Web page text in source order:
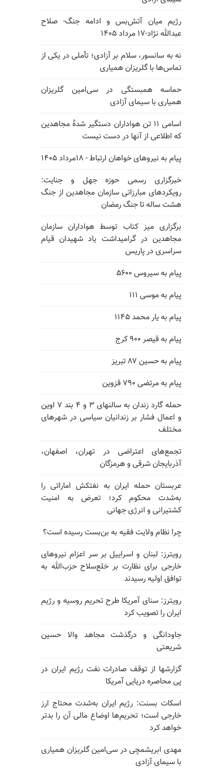
رژیم میان آتش‌بس و ادامه جنگ- صلاح
عبدالله نژاد-۱۷ مرداد ۱۴۰۵
نه به سانسور، سلام بر آزادی؛ تأملی در یکی از
تماس‌ها با گلریزان همیاری
حماسه همبستگی در سی‌امین گلریزان
همیاری با سیمای آزادی
اسامی ۱۱ تن هواداران دستگیر شدهٔ مجاهدین
که اطلاعی از آنها در دست نیست
پیام به نیروهای خواهان ارتباط - ۱۸مرداد ۱۴۰۵
خبرگزاری رسمی حوزه جهل و جنایت:
رویکردهای مبارزاتی سازمان مجاهدین از جنگ
هشت ساله تا جنگ رمضان
برگزاری میز کتاب توسط هواداران سازمان
مجاهدین در گرامیداشت یاد شهیدان قیام
سراسری در پاریس
پیام به سیروس ۵۶۰۰
پیام به موسی ۱۱۱
پیام به یار محمد ۱۱۴۵
پیام به قیصر ۹۰۰ کرج
پیام به حسین ۸۷ تبریز
پیام به مرتضی ۷۹۰ قزوین
حمله گارد زندان به سالنهای ۳ و ۴ بند ۷ اوین
و اعمال فشار بر زندانیان سیاسی در شهرهای
مختلف
تجمع‌های اعتراضی در تهران، اصفهان،
آذربایجان شرقی و هرمزگان
عربستان حمله ایران به نفتکش اماراتی را
به‌شدت محکوم کرد؛ تعرض به امنیت
کشتیرانی و انرژی جهانی
چرا نظام ولایت فقیه به بن‌بست رسیده است؟
رویترز: لبنان و اسراییل بر سر اعزام نیروهای
خارجی برای نظارت بر خلع‌سلاح حزب‌الله به
توافق اولیه رسیدند
رویترز: سنای آمریکا طرح تحریم روسیه و رژیم
ایران را تصویب کرد
جاودانگی و درگذشت مجاهد والا حسین
شریعتی
گزارشها از توقف صادرات نفت رژیم ایران در
پی محاصره دریایی آمریکا
اسکات بسنت: رژیم ایران به‌شدت محتاج ارز
خارجی است؛ تحریم‌ها اوضاع مالی آن را بدتر
خواهد کرد
مهدی ابریشمچی در سی‌امین گلریزان همیاری
با سیمای آزادی